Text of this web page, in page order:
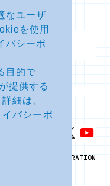
なユーザ
を使用
バシーポ
目的で
提供する
細は、
バシーポ
ロード
問い合わせ
CORPORATION